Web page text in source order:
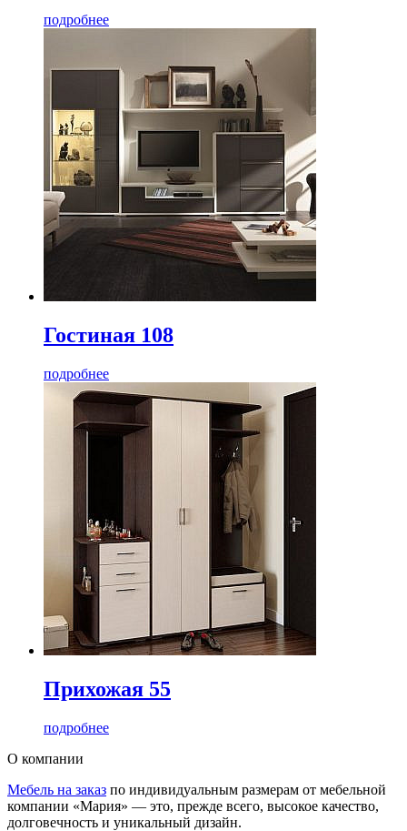
подробнее
Гостиная 108
подробнее
Прихожая 55
подробнее
О компании
Мебель на заказ по индивидуальным размерам от мебельной
компании «Мария» — это, прежде всего, высокое качество,
долговечность и уникальный дизайн.